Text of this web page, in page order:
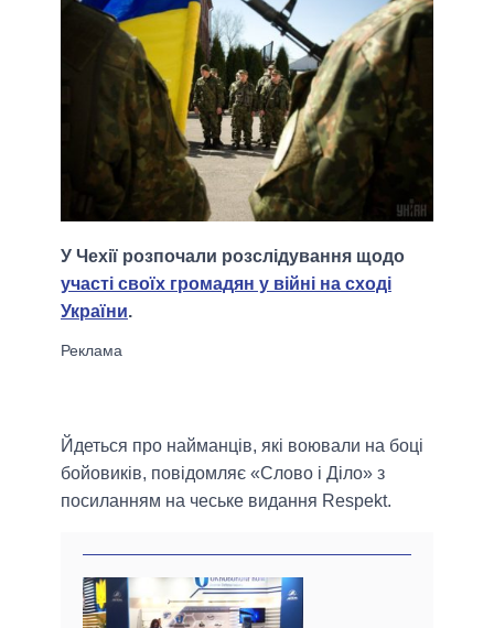
У Чехії розпочали розслідування щодо
участі своїх громадян у війні на сході
України.
Йдеться про найманців, які воювали на боці
бойовиків, повідомляє «Слово і Діло» з
посиланням на чеське видання Respekt.